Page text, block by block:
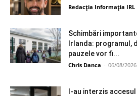
Redacția Informația IRL
Schimbări
Irlanda: programul,
pauzele vor fi...
Chris Danca - 06/08/2026
I-au interzis